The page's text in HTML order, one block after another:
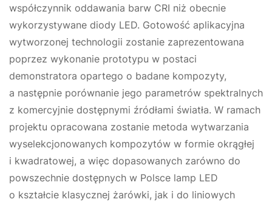
współczynnik oddawania barw CRI niż obecnie
wykorzystywane diody LED. Gotowość aplikacyjna
wytworzonej technologii zostanie zaprezentowana
poprzez wykonanie prototypu w postaci
demonstratora opartego o badane kompozyty,
a następnie porównanie jego parametrów spektralnych
z komercyjnie dostępnymi źródłami światła. W ramach
projektu opracowana zostanie metoda wytwarzania
wyselekcjonowanych kompozytów w formie okrągłej
i kwadratowej, a więc dopasowanych zarówno do
powszechnie dostępnych w Polsce lamp LED
o kształcie klasycznej żarówki, jak i do liniowych